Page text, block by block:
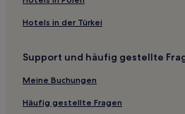
B&B in Santa Barbara
Motels in San Bernardino
Motels in Pomona
Motels in Solvang
Hotels in der Türkei
Support und häufig gestellte
Meine Buchungen
Häufig gestellte Fragen